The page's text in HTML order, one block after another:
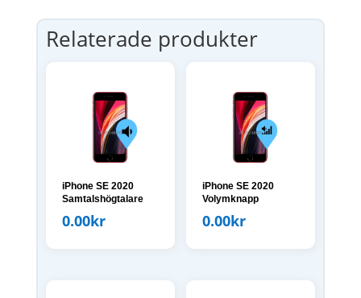
Relaterade produkter
iPhone SE 2020
Samtalshögtalare
0.00kr
iPhone SE 2020
Volymknapp
0.00kr